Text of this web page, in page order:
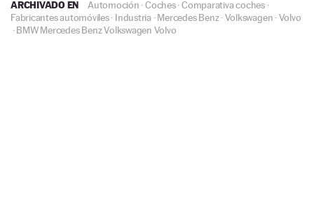
ARCHIVADO EN Automoción ·Coches·Comparativa coches·
Fabricantes automóviles· Industria·Mercedes Benz·Volkswagen ·Volvo
·BMW Mercedes BenzVolkswagen Volvo